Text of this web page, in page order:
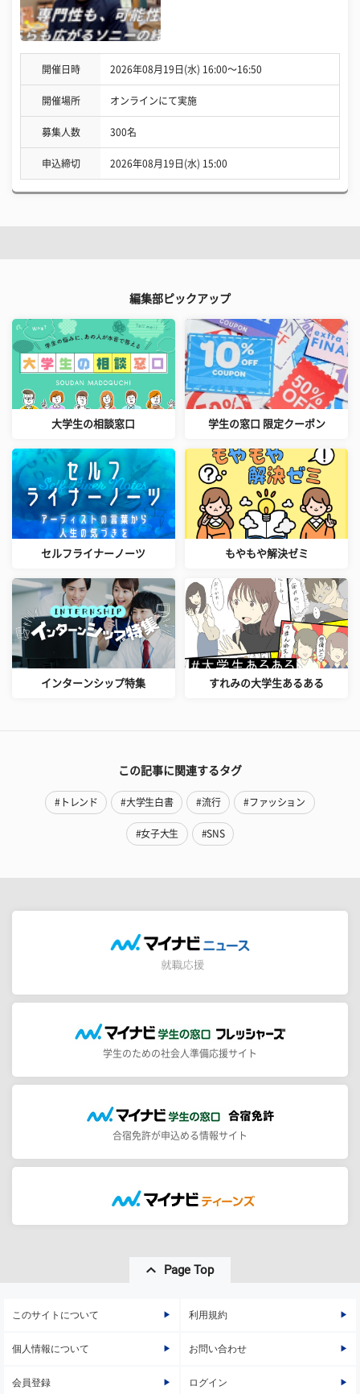
開催日時 2026年08月19日(水) 16:00〜16:50
開催場所 オンラインにて実施
募集人数 300名
申込締切 2026年08月19日(水) 15:00
編集部ピックアップ
大学生の相談窓口 学生の窓口 限定クーポン
セルフライナーノーツ もやもや解決ゼミ
インターンシップ特集 すれみの大学生あるある
この記事に関連するタグ
#トレンド #大学生白書 #流行 #ファッション
#女子大生 #SNS
学生のための社会人準備応援サイト
合宿免許が申込める情報サイト
Page Top
このサイトについて 利用規約
個人情報について お問い合わせ
会員登録 ログイン